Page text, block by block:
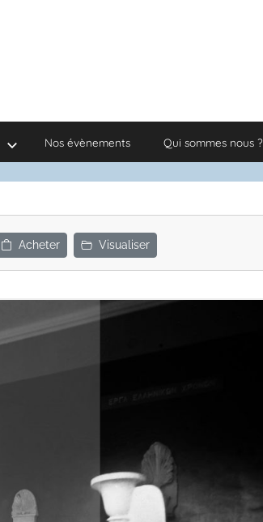
Nos évènements Qui sommes nous ?
Acheter Visualiser